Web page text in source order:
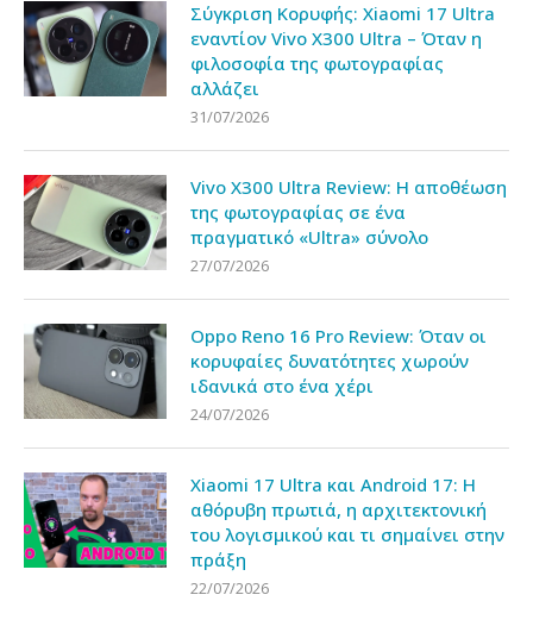
Σύγκριση Κορυφής: Xiaomi 17 Ultra
εναντίον Vivo X300 Ultra – Όταν η
φιλοσοφία της φωτογραφίας
αλλάζει
31/07/2026
Vivo X300 Ultra Review: Η αποθέωση
της φωτογραφίας σε ένα
πραγματικό «Ultra» σύνολο
27/07/2026
Oppo Reno 16 Pro Review: Όταν οι
κορυφαίες δυνατότητες χωρούν
ιδανικά στο ένα χέρι
24/07/2026
Xiaomi 17 Ultra και Android 17: Η
αθόρυβη πρωτιά, η αρχιτεκτονική
του λογισμικού και τι σημαίνει στην
πράξη
22/07/2026